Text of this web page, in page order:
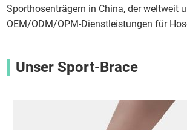
Sporthosenträgern in China, der weltweit
OEM/ODM/OPM-Dienstleistungen für
Unser Sport-Brace